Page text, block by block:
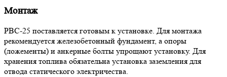
Монтаж
РВС-25 поставляется готовым к установке. Для монтажа
рекомендуется железобетонный фундамент, а опоры
(ложементы) и анкерные болты упрощают установку. Для
хранения топлива обязательна установка заземления для
отвода статического электричества.